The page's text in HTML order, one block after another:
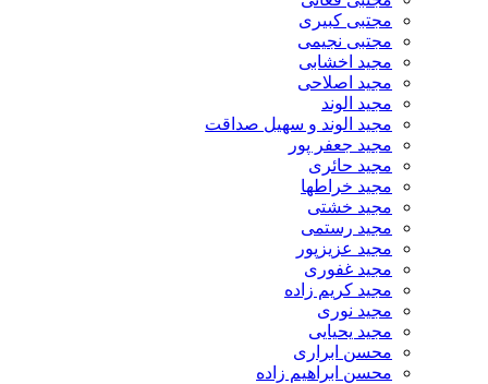
مجتبی کبیری
مجتبی نجیمی
مجید اخشابی
مجید اصلاحی
مجید الوند‎
مجید الوند و سهیل صداقت
مجید جعفر پور
مجید حائری
مجید خراطها
مجید خشتی
مجید رستمی
مجید عزیزپور
مجید غفوری
مجید کریم زاده
مجید نوری
مجید یحیایی
محسن ابراری
محسن ابراهیم زاده